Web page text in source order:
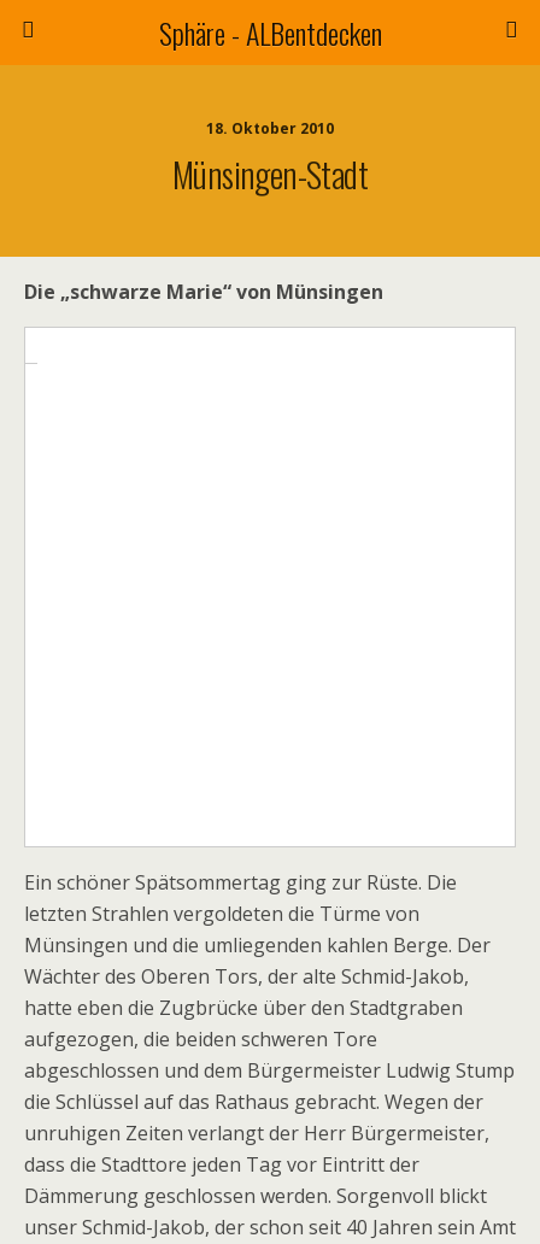
Sphäre - ALBentdecken
18. Oktober 2010
Münsingen-Stadt
Die „schwarze Marie“ von Münsingen
Ein schöner Spätsommertag ging zur Rüste. Die
letzten Strahlen vergoldeten die Türme von
Münsingen und die umliegenden kahlen Berge. Der
Wächter des Oberen Tors, der alte Schmid-Jakob,
hatte eben die Zugbrücke über den Stadtgraben
aufgezogen, die beiden schweren Tore
abgeschlossen und dem Bürgermeister Ludwig Stump
die Schlüssel auf das Rathaus gebracht. Wegen der
unruhigen Zeiten verlangt der Herr Bürgermeister,
dass die Stadttore jeden Tag vor Eintritt der
Dämmerung geschlossen werden. Sorgenvoll blickt
unser Schmid-Jakob, der schon seit 40 Jahren sein Amt